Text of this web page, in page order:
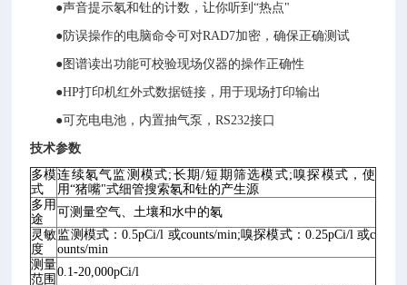
●声音提示氡和钍的计数，让你听到“热点"
●防误操作的电脑命令可对RAD7加密，确保正确测试
●图谱读出功能可校验现场仪器的操作正确性
●HP打印机红外式数据链接，用于现场打印输出
●可充电电池，内置抽气泵，RS232接口
技术参数
多模
式
连续氡气监测模式;长期/短期筛选模式;嗅探模式，使
用“猪嘴"式细管搜索氡和钍的产生源
多用
途
可测量空气、土壤和水中的氡
灵敏
度
监测模式：0.5pCi/l 或counts/min;嗅探模式：0.25pCi/l 或c
ounts/min
测量
范围
0.1-20,000pCi/l